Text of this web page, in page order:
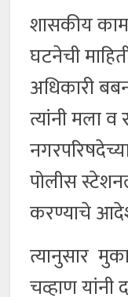
शासकीय
घटनेची
अधिकारी
त्यांनी मला
पोलीस
करण्याचे
त्यानुसार
चव्हाण